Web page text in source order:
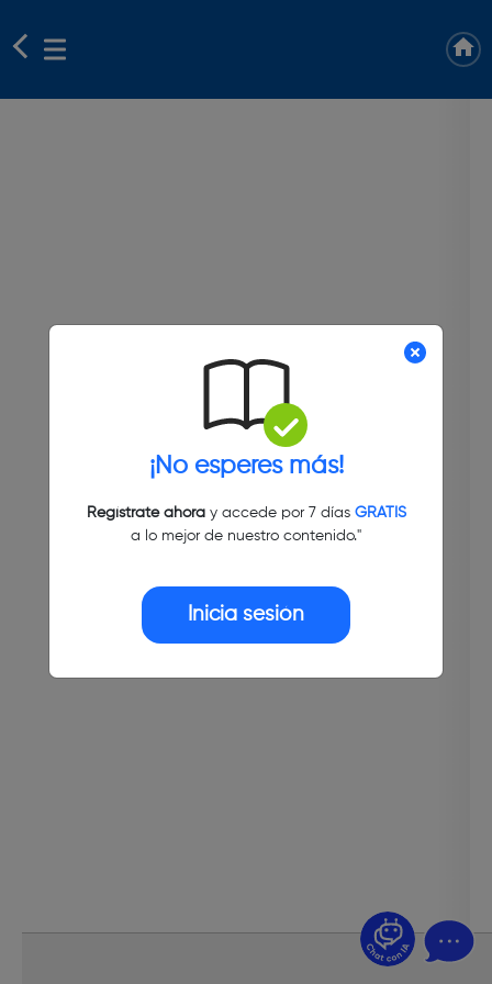
¡No esperes más!
Regístrate ahoray accede por 7 días GRATIS
a lo mejor de nuestro contenido."
Inicia sesión